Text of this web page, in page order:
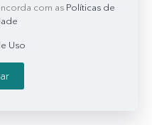
com as Políticas de
Uso